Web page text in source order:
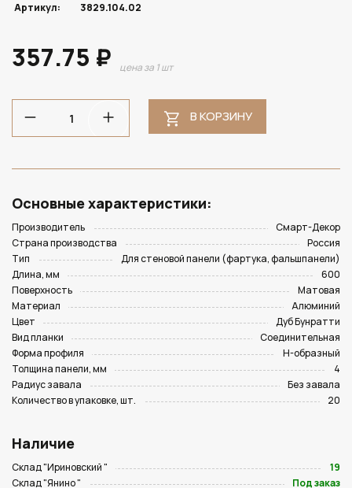
Артикул:
3829.104.02
357.75 ₽ цена за 1 шт
В КОРЗИНУ
Основные характеристики:
Производитель
Смарт-Декор
Страна производства
Россия
Тип
Для стеновой панели (фартука, фальшпанели)
Длина, мм
600
Поверхность
Матовая
Материал
Алюминий
Цвет
Дуб Бунратти
Вид планки
Соединительная
Форма профиля
Н-образный
Толщина панели, мм
4
Радиус завала
Без завала
Количество в упаковке, шт.
20
Наличие
Склад "Ириновский "
19
Склад "Янино "
Под заказ